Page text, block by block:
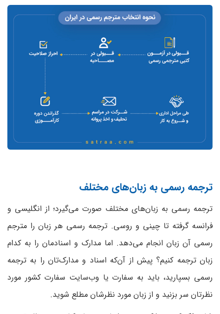
ترجمه رسمی به زبان‌های مختلف
ترجمه رسمی به زبان‌های مختلف صورت می‌گیرد؛ از انگلیسی و
فرانسه گرفته تا چینی و روسی. ترجمه رسمی هر زبان را مترجم
رسمی آن زبان انجام می‌دهد. اما مدارک‌ و اسنادمان را به کدام
زبان ترجمه کنیم؟ پیش از آن‌که اسناد و مدارک‌تان را به ترجمه
رسمی بسپارید، باید به سفارت یا وب‌سایت سفارت کشور مورد
نظرتان سر بزنید و از زبان مورد نظرشان مطلع شوید.